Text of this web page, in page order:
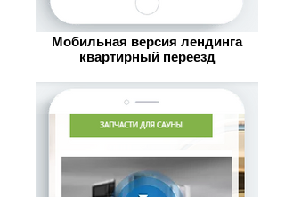
Мобильная версия лендинга
квартирный переезд